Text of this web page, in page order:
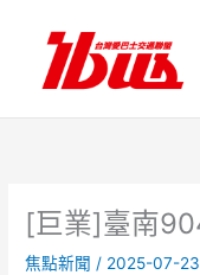
內
[巨業]臺南
焦點新聞 / 2025-07-23